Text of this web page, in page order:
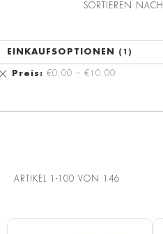
ARTIKEL 1 -100 VON 146
SORTIEREN NACH
EINKAUFSOPTIONEN
Preis €0.00 – €10.00
Diesen